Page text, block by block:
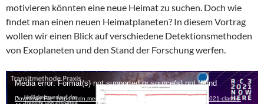
motivieren könnten eine neue Heimat zu suchen. Doch wie
findet man einen neuen Heimatplaneten? In diesem Vortrag
wollen wir einen Blick auf verschiedene Detektionsmethoden
von Exoplaneten und den Stand der Forschung werfen.